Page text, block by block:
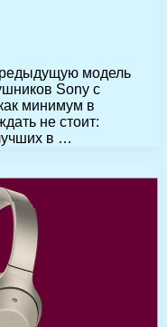
модель
Sony с
минимум в
не стоит:
в …